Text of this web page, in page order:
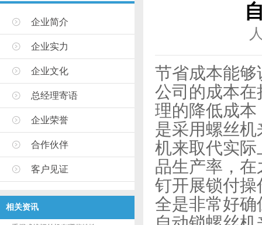
企业简介
企业实力
企业文化
总经理寄语
企业荣誉
合作伙伴
客户见证
相关资讯
节省成本能
公司的成本
理的降低成
是采用螺丝
机来取代实
品生产率，
钉开展锁付
全是非常好